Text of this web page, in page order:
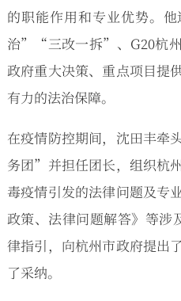
的职能作用和专业优势。
治”“三改一拆”、G20杭
政府重大决策、重点项目提
有力的法治保障。
在疫情防控期间，沈田丰牵
务团”并担任团长，组织杭
毒疫情引发的法律问题及专
政策、法律问题解答》等涉
律指引，向杭州市政府提出
了采纳。